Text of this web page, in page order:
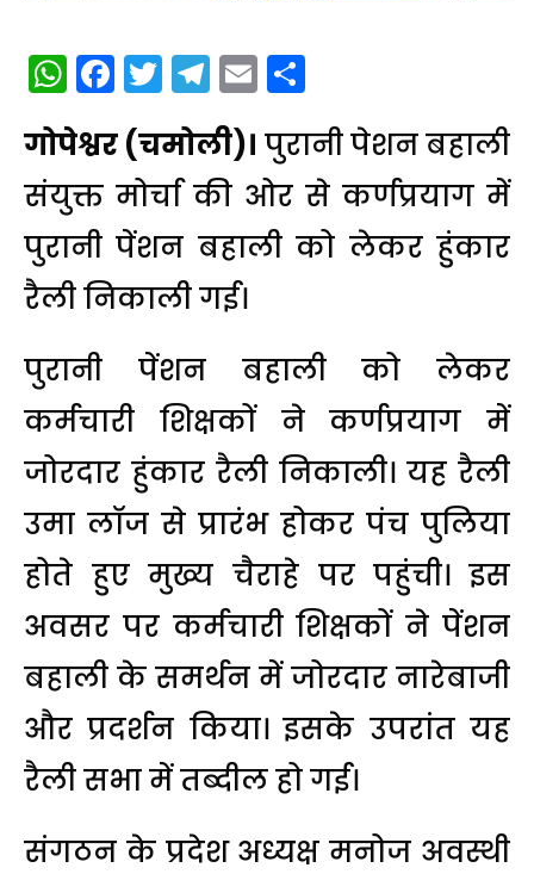
WhatsApp
Facebook
Twitter
Telegram
Email
गोपेश्वर (चमोली)। पुरानी पेशन बहाली
संयुक्त मोर्चा की ओर से कर्णप्रयाग में
पुरानी पेंशन बहाली को लेकर हुंकार
रैली निकाली गई।
पुरानी पेंशन बहाली को लेकर
कर्मचारी शिक्षकों ने कर्णप्रयाग में
जोरदार हुंकार रैली निकाली। यह रैली
उमा लाॅज से प्रारंभ होकर पंच पुलिया
होते हुए मुख्य चैराहे पर पहुंची। इस
अवसर पर कर्मचारी शिक्षकों ने पेंशन
बहाली के समर्थन में जोरदार नारेबाजी
और प्रदर्शन किया। इसके उपरांत यह
रैली सभा में तब्दील हो गई।
संगठन के प्रदेश अध्यक्ष मनोज अवस्थी